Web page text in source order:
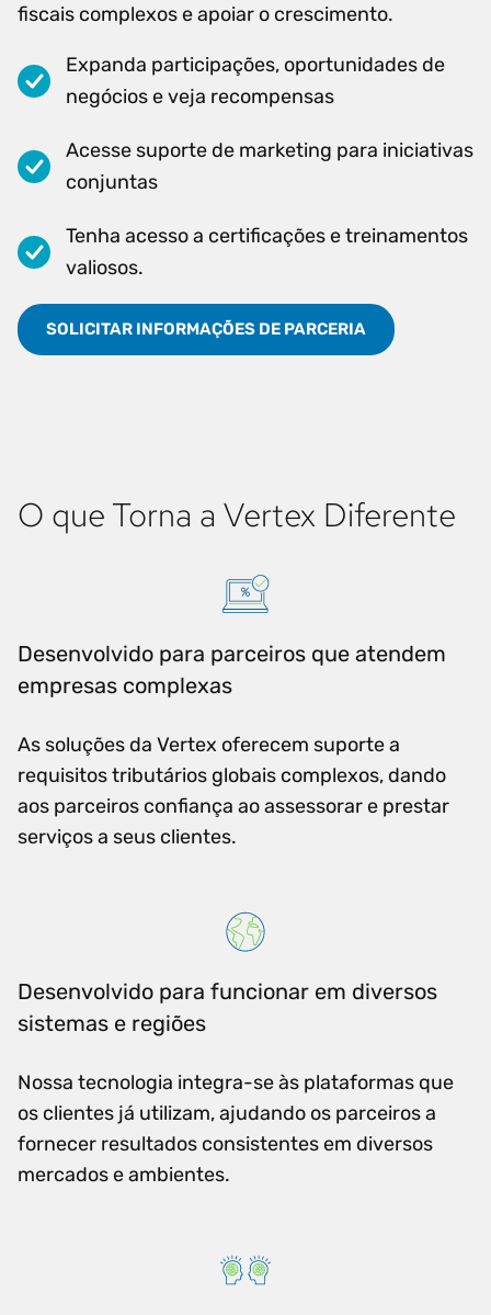
fiscais complexos e apoiar o crescimento.
Expanda participações, oportunidades de
negócios e veja recompensas
Acesse suporte de marketing para iniciativas
conjuntas
Tenha acesso a certificações e treinamentos
valiosos.
SOLICITAR INFORMAÇÕES DE PARCERIA
O que Torna a Vertex Diferente
Desenvolvido para parceiros que atendem
empresas complexas
As soluções da Vertex oferecem suporte a
requisitos tributários globais complexos, dando
aos parceiros confiança ao assessorar e prestar
serviços a seus clientes.
Desenvolvido para funcionar em diversos
sistemas e regiões
Nossa tecnologia integra-se às plataformas que
os clientes já utilizam, ajudando os parceiros a
fornecer resultados consistentes em diversos
mercados e ambientes.